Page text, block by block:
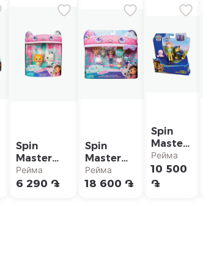
Spin
Master
Набор
фигурок
Рейма
6 290 ֏
Spin
Master
Набор
фигурок
Рейма
18 600 ֏
Spin
Master
Набор
фигурок
Paw
Рейма
10 500
֏